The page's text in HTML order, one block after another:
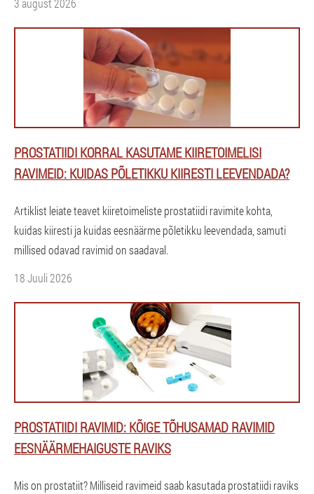
3 august 2026
PROSTATIIDI KORRAL KASUTAME KIIRETOIMELISI
RAVIMEID: KUIDAS PÕLETIKKU KIIRESTI LEEVENDADA?
Artiklist leiate teavet kiiretoimeliste prostatiidi ravimite kohta,
kuidas kiiresti ja kuidas eesnäärme põletikku leevendada, samuti
millised odavad ravimid on saadaval.
18 Juuli 2026
PROSTATIIDI RAVIMID: KÕIGE TÕHUSAMAD RAVIMID
EESNÄÄRMEHAIGUSTE RAVIKS
Mis on prostatiit? Milliseid ravimeid saab kasutada prostatiidi raviks